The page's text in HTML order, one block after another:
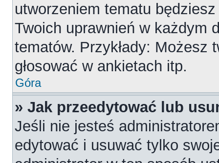
utworzeniem tematu
Twoich uprawnień w każdym
tematów. Przykłady: Możesz
głosować w ankietach itp.
Góra
» Jak przeedytować lub
Jeśli nie jesteś
edytować i usuwać tylko